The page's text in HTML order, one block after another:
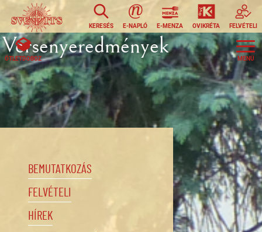
Ugrás a tartalomra
KERESÉS E-NAPLÓ E-MENZA OVIKRÉTA FELVÉTELI
ÖTLETDOBOZ
Versenyeredmények
BEMUTATKOZÁS
FELVÉTELI
HÍREK